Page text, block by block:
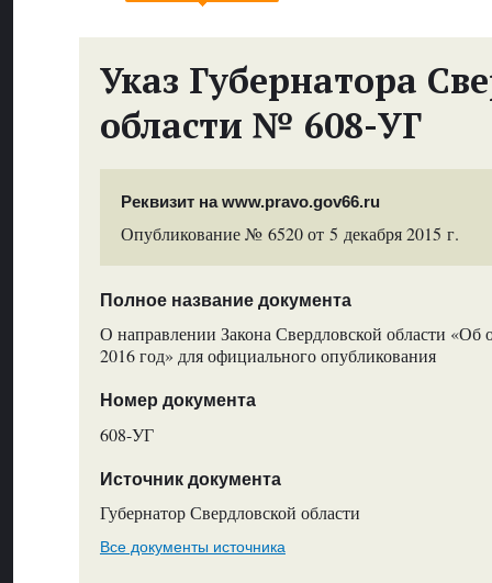
Указ Губернатора
области № 608-УГ
Реквизит на www.pravo.gov66.ru
Опубликование № 6520 от 5 декабря 2015 г.
Полное название документа
О направлении Закона Свердловской области «Об
2016 год» для официального опубликования
Номер документа
608-УГ
Источник документа
Губернатор Свердловской области
Все документы источника